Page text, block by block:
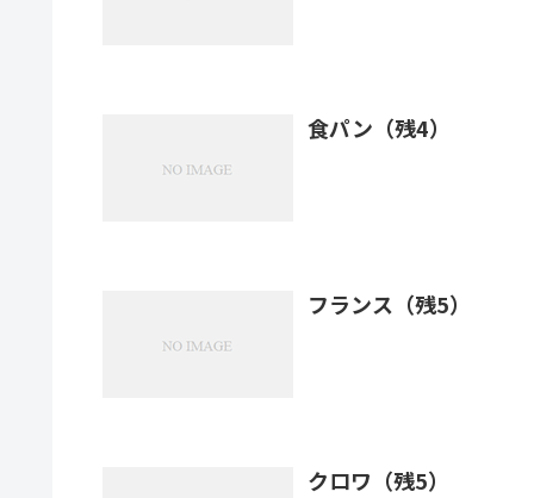
食パン（残4）
フランス（残5）
クロワ（残5）